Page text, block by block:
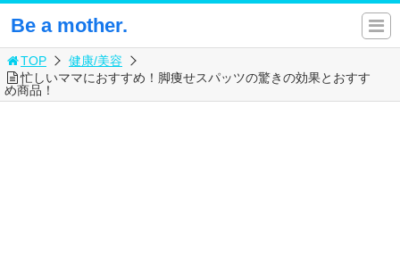
Be a mother.
TOP
健康/美容
忙しいママにおすすめ！脚痩せスパッツの驚きの効果とおすす
め商品！